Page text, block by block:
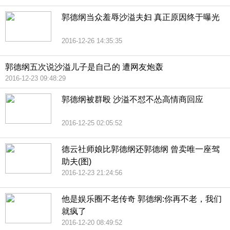
郭德纲当众羞辱沙溢夫妇 真正原因终于曝光
2016-12-26 14:35:35
郭德纲五次说沙溢儿子是自己的 遭网友炮轰
2016-12-23 09:48:29
郭德纲被群殴 沙溢不怼不怂高情商回应
2016-12-25 02:05:52
德云社师娘比郭德纲还郭德纲 曾卖唯一座驾
助夫(图)
2016-12-23 21:24:56
他是娱乐圈不老传奇 郭德纲:你再不老，我们
就疯了
2016-12-20 08:49:52